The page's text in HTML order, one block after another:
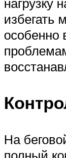
избегать
особенно
На
полный